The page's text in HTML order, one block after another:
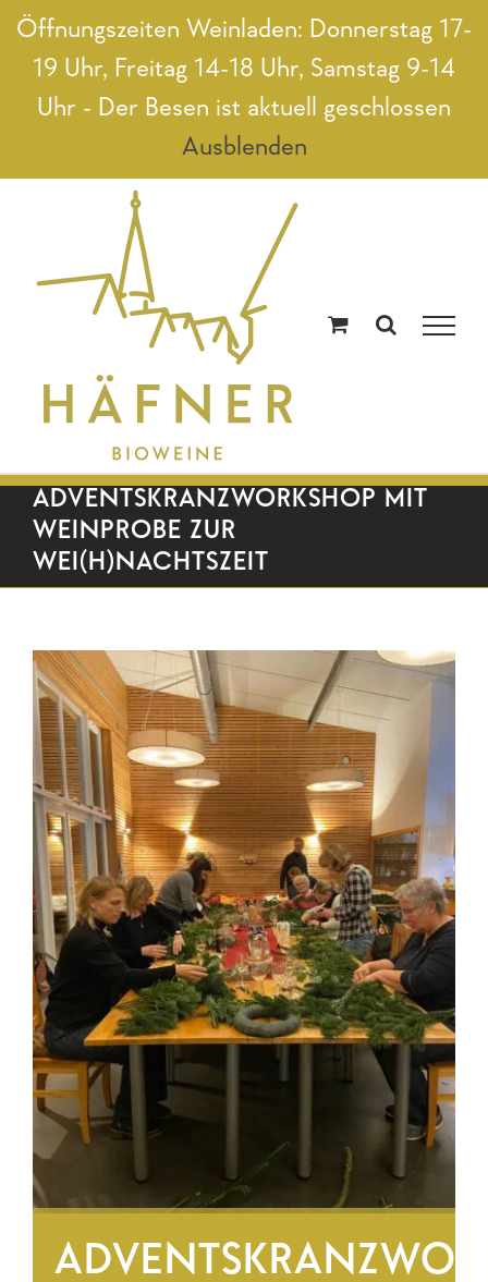
Zum
springen
ADVENTSKRANZWORKSHOP MIT
WEINPROBE ZUR
WEI(H)NACHTSZEIT
Öffnungszeiten Weinladen: Donnerstag 17-
19 Uhr, Freitag 14-18 Uhr, Samstag 9-14
Uhr - Der Besen ist aktuell geschlossen
Ausblenden